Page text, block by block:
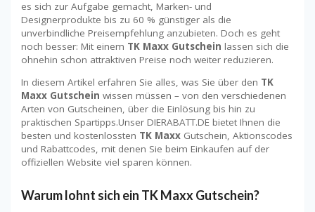
es sich zur Aufgabe gemacht, Marken- und
Designerprodukte bis zu 60 % günstiger als die
unverbindliche Preisempfehlung anzubieten. Doch es geht
noch besser: Mit einem TK Maxx Gutschein lassen sich die
ohnehin schon attraktiven Preise noch weiter reduzieren.
In diesem Artikel erfahren Sie alles, was Sie über den TK
Maxx Gutschein wissen müssen – von den verschiedenen
Arten von Gutscheinen, über die Einlösung bis hin zu
praktischen Spartipps.Unser DIERABATT.DE bietet Ihnen die
besten und kostenlossten TK Maxx Gutschein, Aktionscodes
und Rabattcodes, mit denen Sie beim Einkaufen auf der
offiziellen Website viel sparen können.
Warum lohnt sich ein TK Maxx Gutschein?